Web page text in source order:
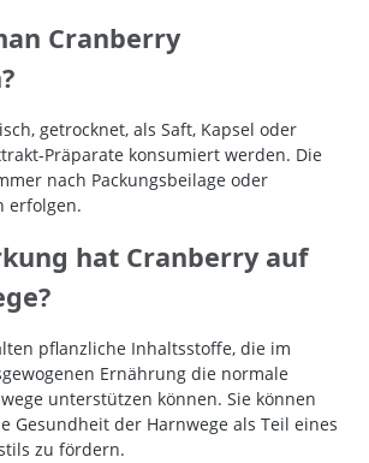
Cranberry
getrocknet, als Saft, Kapsel oder
Präparate konsumiert werden. Die
nach Packungsbeilage oder
erfolgen.
hat Cranberry auf
pflanzliche Inhaltsstoffe, die im
Ernährung die normale
unterstützen können. Sie können
Gesundheit der Harnwege als Teil eines
zu fördern.